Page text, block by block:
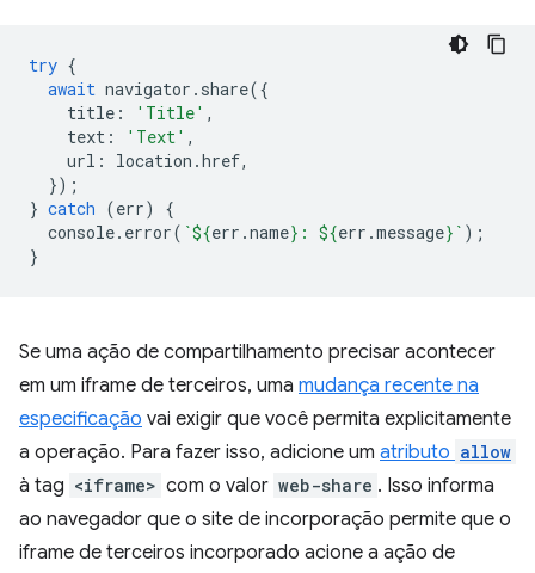
try {
await navigator . share({
title : 'Title' ,
text : 'Text' ,
url : location .href,
});
} catch (err)
{
console. error( `${err .name} : ${err .message} ` );
}
Se uma ação de compartilhamento precisar acontecer
em um iframe de terceiros, uma mudança recente na
especificação vai exigir que você permita explicitamente
a operação. Para fazer isso, adicione um atributo allow
à tag <iframe> com o valor web-share . Isso informa
ao navegador que o site de incorporação permite que o
iframe de terceiros incorporado acione a ação de